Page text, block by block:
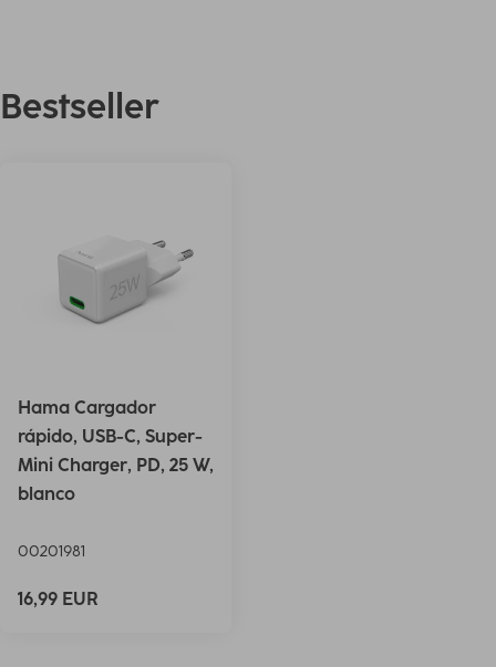
Bestseller
Hama Cargador
rápido, USB-C, Super-
Mini Charger, PD, 25 W,
blanco
00201981
16,99 EUR